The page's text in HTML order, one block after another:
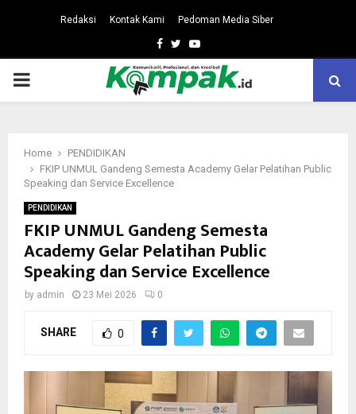
Redaksi Kontak Kami Pedoman Media Siber
Facebook
TwitterYoutube
PRIMARY
Home
PENDIDIKAN
FKIP UNMUL Gandeng Semesta Academy Gelar Pelatihan Public
Speaking dan Service Excellence
PENDIDIKAN
FKIP UNMUL Gandeng Semesta
Academy Gelar Pelatihan Public
Speaking dan Service Excellence
by admin 23 Mei 2026 0
SHARE 0